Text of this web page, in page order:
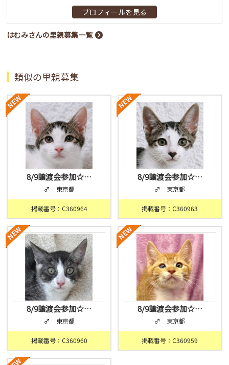
プロフィールを見る
はむみさんの里親募集一覧
類似の里親募集
8/9譲渡会参加☆…
♂ 東京都
掲載番号：C360964
8/9譲渡会参加☆…
♂ 東京都
掲載番号：C360963
8/9譲渡会参加☆…
♂ 東京都
掲載番号：C360960
8/9譲渡会参加☆…
♂ 東京都
掲載番号：C360959